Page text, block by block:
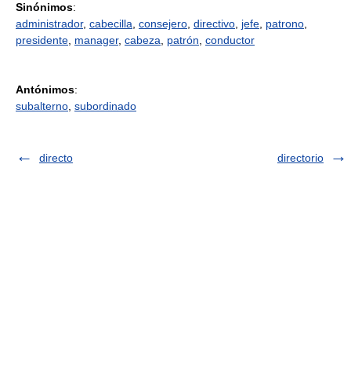
Sinónimos:
administrador, cabecilla consejero directivo jefe patrono
presidente manager, cabeza patrón conductor
Antónimos:
subalterno subordinado
directo directorio